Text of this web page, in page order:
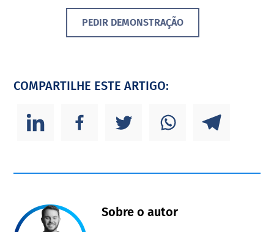
PEDIR DEMONSTRAÇÃO
COMPARTILHE ESTE ARTIGO:
Sobre o autor